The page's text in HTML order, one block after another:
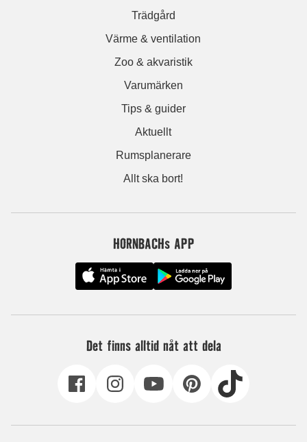
Trädgård
Värme & ventilation
Zoo & akvaristik
Varumärken
Tips & guider
Aktuellt
Rumsplanerare
Allt ska bort!
HORNBACHs APP
Det finns alltid nåt att dela